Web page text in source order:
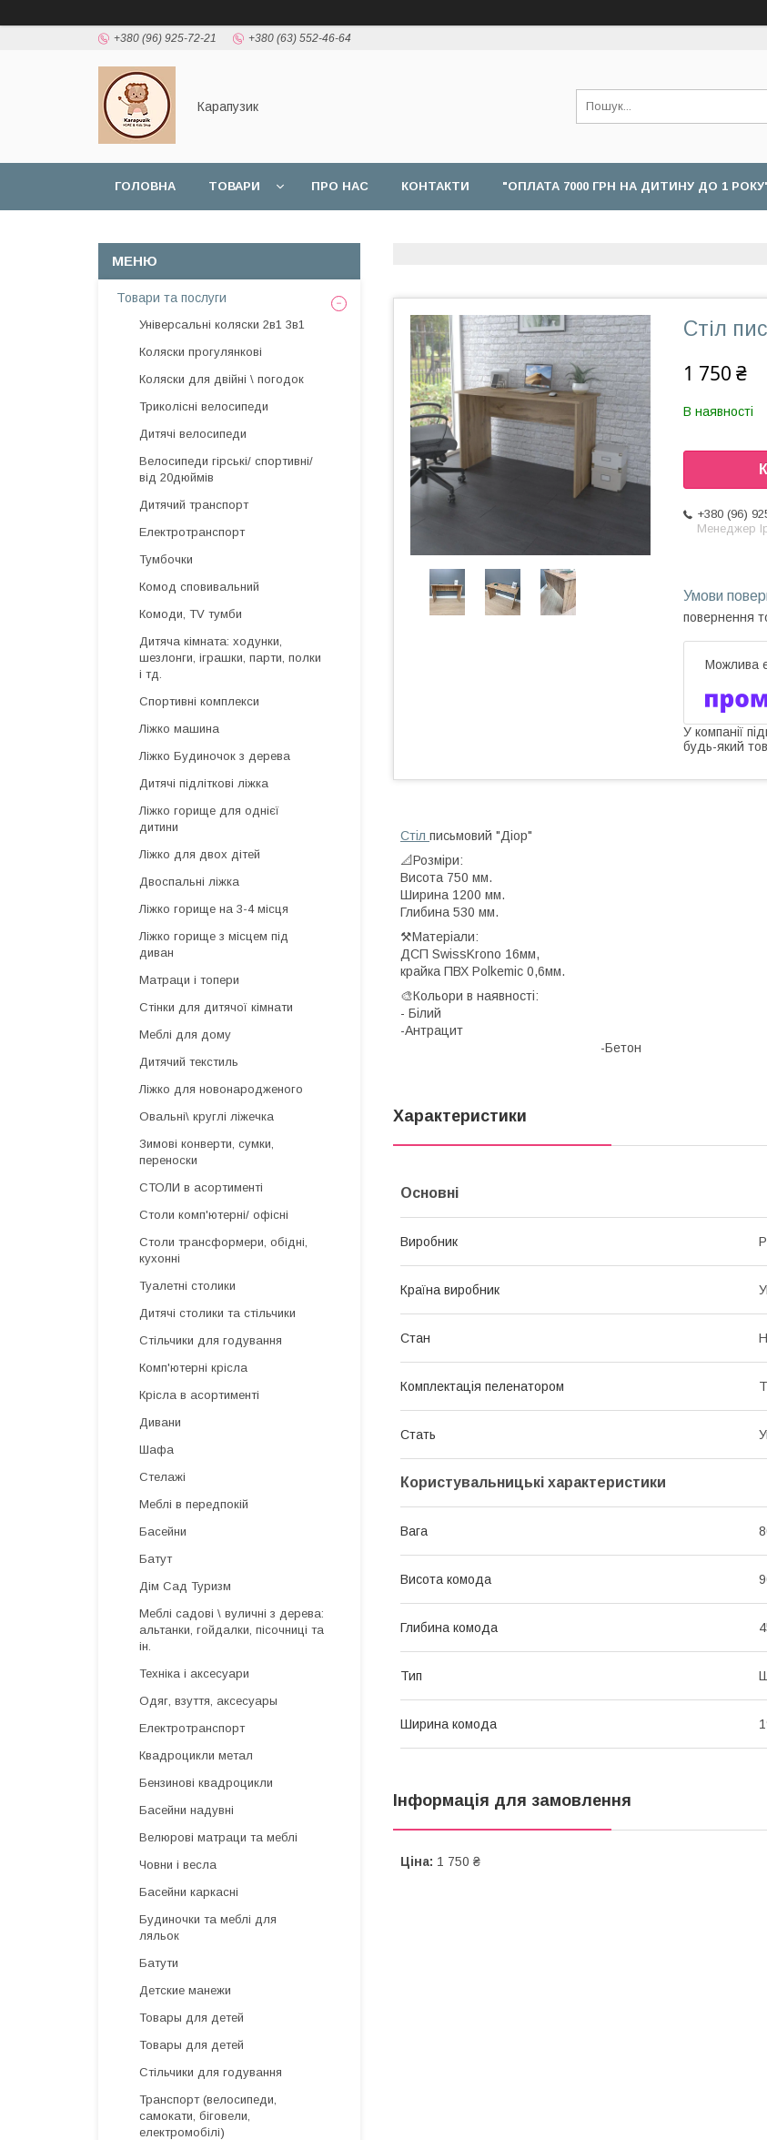
+380 (96) 925-72-21 +380 (63) 552-46-64
Карапузик
ГОЛОВНА ТОВАРИ ПРО НАС КОНТАКТИ "ОПЛАТА 7000 ГРН НА ДИТИНУ ДО 1
Стіл
1 750 ₴
В наявності
+380 (96)
Менеджер
повернення
У компанії
будь-який
Стіл письмовий
📐Розміри:
Висота 750 мм.
Ширина 1200 мм.
Глибина 530 мм.
⚒️Матеріали:
ДСП SwissKrono 16мм,
крайка ПВХ Polkemic 0,6мм.
🎨Кольори в наявності:
- Білий
-Антрацит -
-
Характеристики
Основні
Виробник
Країна виробник
Стан
Комплектація пеленатором
Стать
Користувальницькі характеристики
Вага
Висота комода
Глибина комода
Тип
Ширина комода
Інформація для замовлення
Ціна: 1 750 ₴
Товари та послуги
Універсальні коляски 2в1 3в1
Коляски прогулянкові
Коляски для двійні \ погодок
Триколісні велосипеди
Дитячі велосипеди
Велосипеди гірські/ спортивні/
від 20дюймів
Дитячий транспорт
Електротранспорт
Тумбочки
Комод сповивальний
Комоди, TV тумби
Дитяча кімната: ходунки,
шезлонги, іграшки, парти, полки
і тд.
Спортивні комплекси
Ліжко машина
Ліжко Будиночок з дерева
Дитячі підліткові ліжка
Ліжко горище для однієї
дитини
Ліжко для двох дітей
Двоспальні ліжка
Ліжко горище на 3-4 місця
Ліжко горище з місцем під
диван
Матраци і топери
Стінки для дитячої кімнати
Меблі для дому
Дитячий текстиль
Ліжко для новонародженого
Овальні\ круглі ліжечка
Зимові конверти, сумки,
переноски
СТОЛИ в асортименті
Столи комп'ютерні/ офісні
Столи трансформери, обідні,
кухонні
Туалетні столики
Дитячі столики та стільчики
Стільчики для годування
Комп'ютерні крісла
Крісла в асортименті
Дивани
Шафа
Стелажі
Меблі в передпокій
Басейни
Батут
Дім Сад Туризм
Меблі садові \ вуличні з дерева:
альтанки, гойдалки, пісочниці та
ін.
Техніка і аксесуари
Одяг, взуття, аксесуары
Електротранспорт
Квадроцикли метал
Бензинові квадроцикли
Басейни надувні
Велюрові матраци та меблі
Човни і весла
Басейни каркасні
Будиночки та меблі для
ляльок
Батути
Детские манежи
Товары для детей
Товары для детей
Стільчики для годування
Транспорт (велосипеди,
самокати, біговели,
електромобілі)